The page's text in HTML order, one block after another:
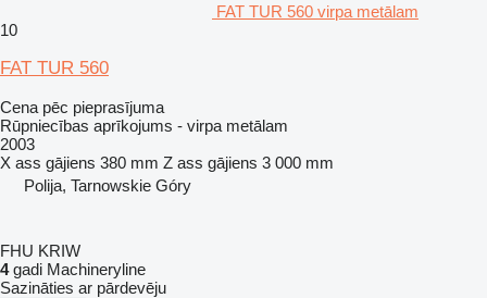
FAT TUR 560 virpa metālam
10
FAT TUR 560
Cena pēc pieprasījuma
Rūpniecības aprīkojums - virpa metālam
2003
X ass gājiens 380 mm Z ass gājiens 3 000 mm
Polija, Tarnowskie Góry
FHU KRIW
4gadi Machineryline
Sazināties ar pārdevēju